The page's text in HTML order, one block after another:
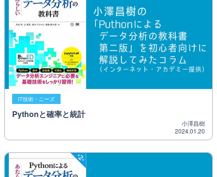
IT技術・ニーズ
Pythonと確率と統計
小澤昌樹
2024.01.20